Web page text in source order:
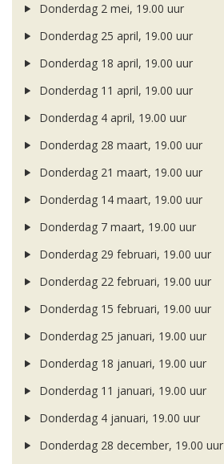
Donderdag 2 mei, 19.00 uur
Donderdag 25 april, 19.00 uur
Donderdag 18 april, 19.00 uur
Donderdag 11 april, 19.00 uur
Donderdag 4 april, 19.00 uur
Donderdag 28 maart, 19.00 uur
Donderdag 21 maart, 19.00 uur
Donderdag 14 maart, 19.00 uur
Donderdag 7 maart, 19.00 uur
Donderdag 29 februari, 19.00 uur
Donderdag 22 februari, 19.00 uur
Donderdag 15 februari, 19.00 uur
Donderdag 25 januari, 19.00 uur
Donderdag 18 januari, 19.00 uur
Donderdag 11 januari, 19.00 uur
Donderdag 4 januari, 19.00 uur
Donderdag 28 december, 19.00 uur